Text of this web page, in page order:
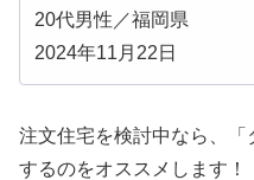
20代男性／福岡県
2024年11月22日
注文住宅を検討中なら、「
するのをオススメします！